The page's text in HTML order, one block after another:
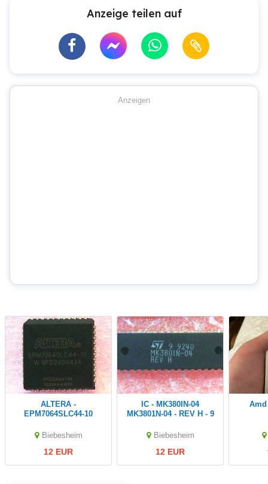
Anzeige teilen auf
Anzeigen
ALTERA -
EPM7064SLC44-10
programmierbarer IC
Biebesheim
12 EUR
IC - MK380IN-04
MK3801N-04 - REV H - 9
New Old Stock
Biebesheim
12 EUR